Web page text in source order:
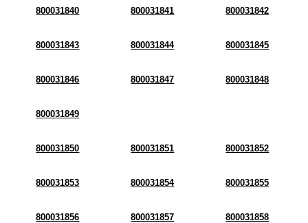
800031840 800031841 800031842
800031843 800031844 800031845
800031846 800031847 800031848
800031849
800031850 800031851 800031852
800031853 800031854 800031855
800031856 800031857 800031858